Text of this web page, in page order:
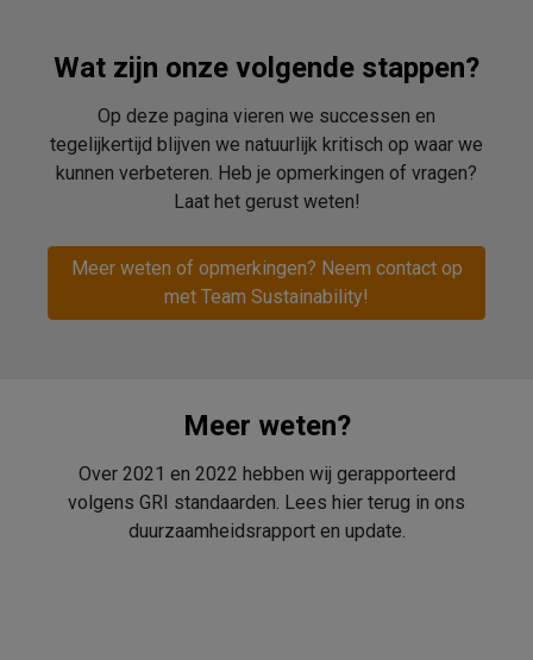
Wat zijn onze volgende stappen?
Op deze pagina vieren we successen en
tegelijkertijd blijven we natuurlijk kritisch op waar we
kunnen verbeteren. Heb je opmerkingen of vragen?
Laat het gerust weten!
Meer weten of opmerkingen? Neem contact op
met Team Sustainability!
Meer weten?
Over 2021 en 2022 hebben wij gerapporteerd
volgens GRI standaarden. Lees hier terug in ons
duurzaamheidsrapport en update.